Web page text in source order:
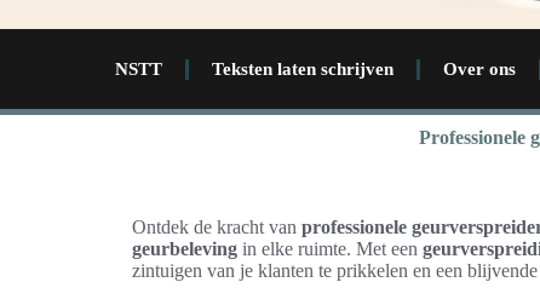
NSTT Teksten laten schrijven Over ons
Professionele
Ontdek de kracht van professionele
geurbeleving in elke ruimte. Met een
zintuigen van je klanten te prikkelen en een